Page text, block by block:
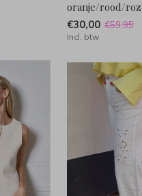
oranje/rood/
€30,00 €59,95
Incl. btw